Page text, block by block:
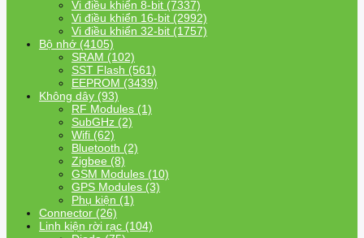
Vi điều khiển 8-bit (7337)
Vi điều khiển 16-bit (2992)
Vi điều khiển 32-bit (1757)
Bộ nhớ (4105)
SRAM (102)
SST Flash (561)
EEPROM (3439)
Không dây (93)
RF Modules (1)
SubGHz (2)
Wifi (62)
Bluetooth (2)
Zigbee (8)
GSM Modules (10)
GPS Modules (3)
Phụ kiện (1)
Connector (26)
Linh kiện rời rạc (104)